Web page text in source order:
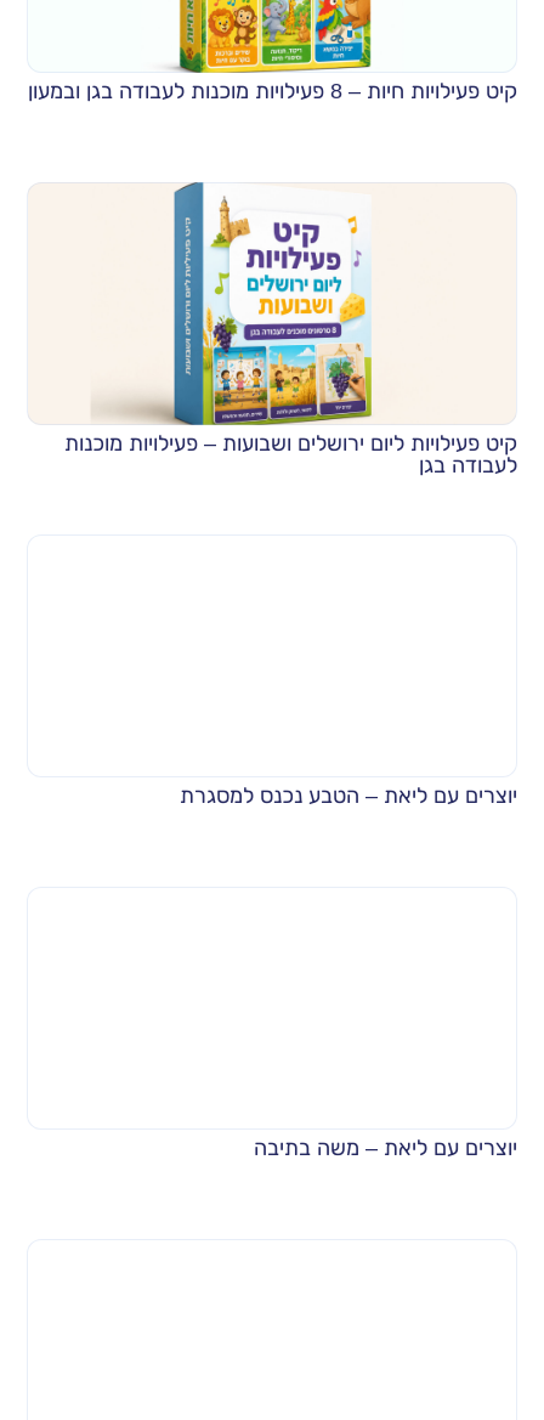
קיט פעילויות חיות – 8 פעילויות מוכנות לעבודה בגן ובמעון
קיט פעילויות ליום ירושלים ושבועות – פעילויות מוכנות
לעבודה בגן
יוצרים עם ליאת – הטבע נכנס למסגרת
יוצרים עם ליאת – משה בתיבה